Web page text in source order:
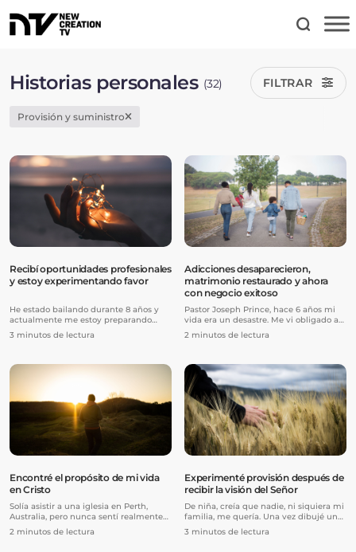
Historias personales (32) FILTRAR
Provisión y suministro
Recibí oportunidades profesionales
y estoy experimentando favor
He estado bailando durante 8 años y
actualmente me estoy preparando
para hacer de la danza mi carrera
profesional y bailar con una compañía.
exigente. Comencé a tomar clases en
3 minutos de lectura
Adicciones desaparecieron,
matrimonio restaurado y ahora
con negocio exitoso
Pastor Joseph Prince, hace 6 años mi
vida era un desastre. Me vi obligado a
divorciarme de mi esposa y a romper
con mi familia y amigos. Estaba en el
pornografía y al cigarrillo. Estaba
completamente solo, sin mi familia ni
amigos. Hubo muchos días en los que
no tenía nada para comer por la noche
porque no tenía dinero.
2 minutos de lectura
Encontré el propósito de mi vida
en Cristo
Solía asistir a una iglesia en Perth,
Australia, pero nunca sentí realmente
que pertenecía allí. Al crecer, siempre
tuve un vacío en mi vida debido al
2 minutos de lectura
Experimenté provisión después de
recibir la visión del Señor
De niña, creía que nadie, ni siquiera mi
familia, me quería. Una vez dibujé una
imagen de mí siendo atacada por
demonios. Dibujé a Jesús a un lado,
3 minutos de lectura